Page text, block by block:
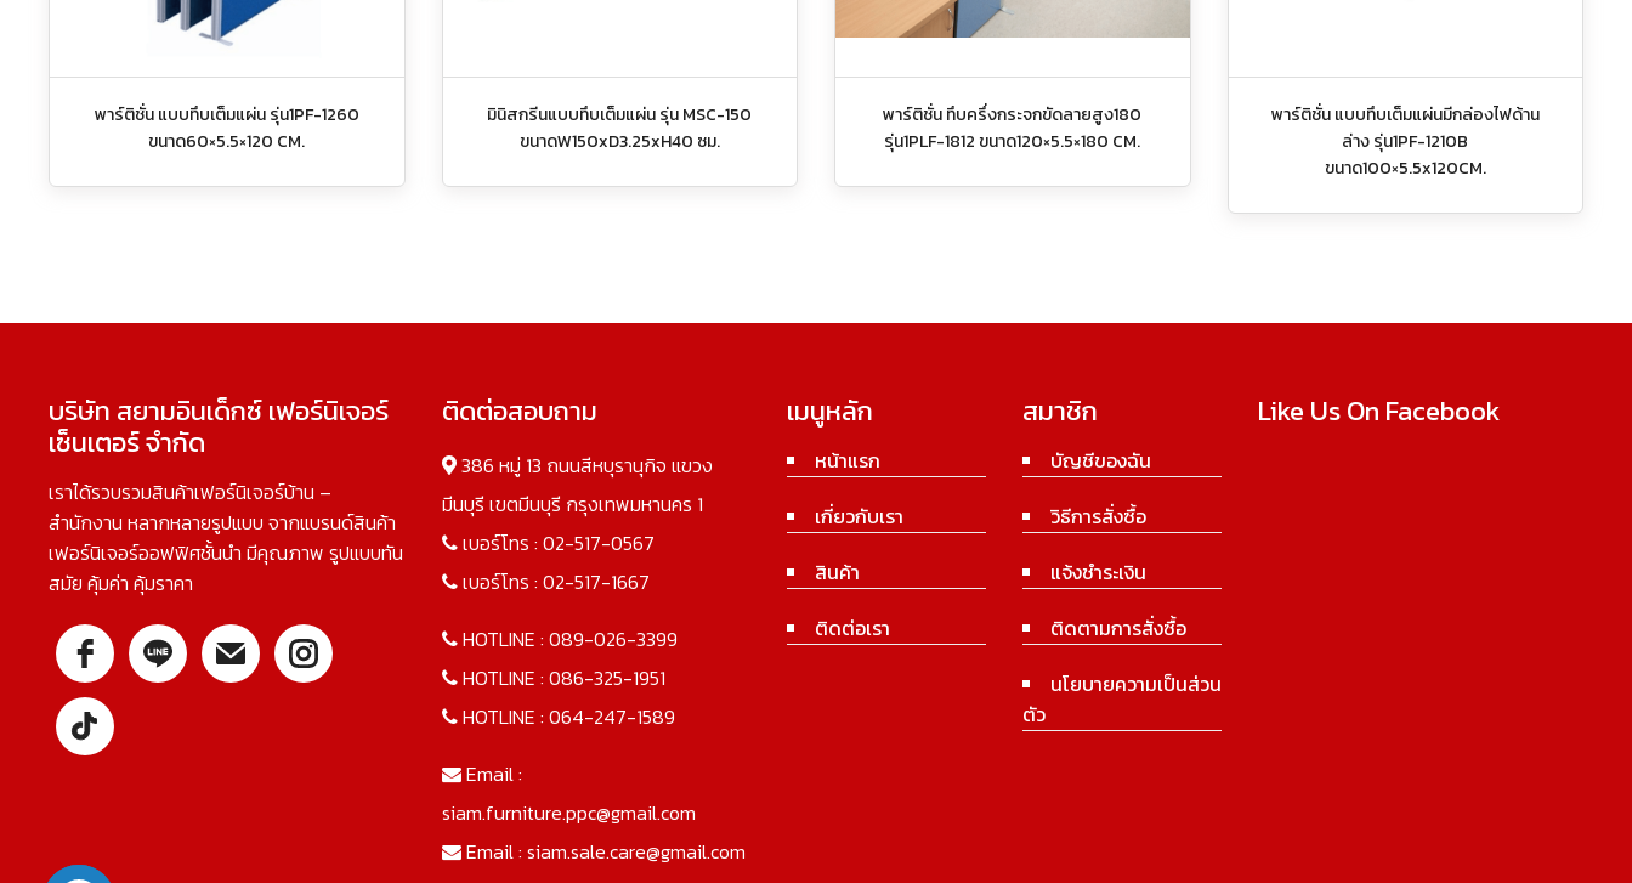
พาร์ติชั่น แบบทึบเต็มแผ่น รุ่น1PF-1260
ขนาด60×5.5×120 CM.
มินิสกรีนแบบทึบเต็มแผ่น รุ่น MSC-150
ขนาดW150xD3.25xH40 ซม.
พาร์ติชั่น ทึบครึ่งกระจกขัดลายสูง180
รุ่น1PLF-1812 ขนาด120×5.5×180 CM.
พาร์ติชั่น แบบทึบเต็มแผ่นมีกล่องไฟด้าน
ล่าง รุ่น1PF-1210B
ขนาด100×5.5x120CM.
บริษัท สยามอินเด็กซ์ เฟอร์นิเจอร์
เซ็นเตอร์ จำกัด
เราได้รวบรวมสินค้าเฟอร์นิเจอร์บ้าน –
สำนักงาน หลากหลายรูปแบบ จากแบรนด์สินค้า
เฟอร์นิเจอร์ออฟฟิศชั้นนำ มีคุณภาพ รูปแบบทัน
สมัย คุ้มค่า คุ้มราคา
ติดต่อสอบถาม
386 หมู่ 13 ถนนสีหบุรานุกิจ แขวง
มีนบุรี เขตมีนบุรี กรุงเทพมหานคร 1
เบอร์โทร : 02-517-0567
เบอร์โทร : 02-517-1667
HOTLINE : 089-026-3399
HOTLINE : 086-325-1951
HOTLINE : 064-247-1589
Email :
siam.furniture.ppc@gmail.com
Email : siam.sale.care@gmail.com
เมนูหลัก
หน้าแรก
เกี่ยวกับเรา
สินค้า
ติดต่อเรา
สมาชิก
บัญชีของฉัน
วิธีการสั่งซื้อ
แจ้งชำระเงิน
ติดตามการสั่งซื้อ
นโยบายความเป็นส่วน
ตัว
Like Us On Facebook